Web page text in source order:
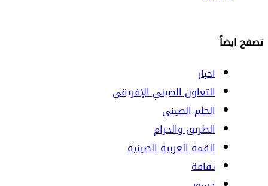
تصفح ايضاً
اخبار
التعاون الصيني الإفريقي
الحلم الصيني
الطريق والحزام
القمة العربية الصينية
ثقافة